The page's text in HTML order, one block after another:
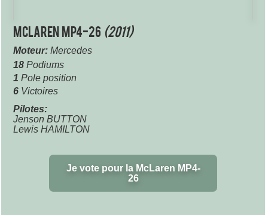
McLaren MP4-26 (2011)
Moteur: Mercedes
18 Podiums
1 Pole position
6 Victoires
Pilotes:
Jenson BUTTON
Lewis HAMILTON
Je vote pour la McLaren MP4-
26